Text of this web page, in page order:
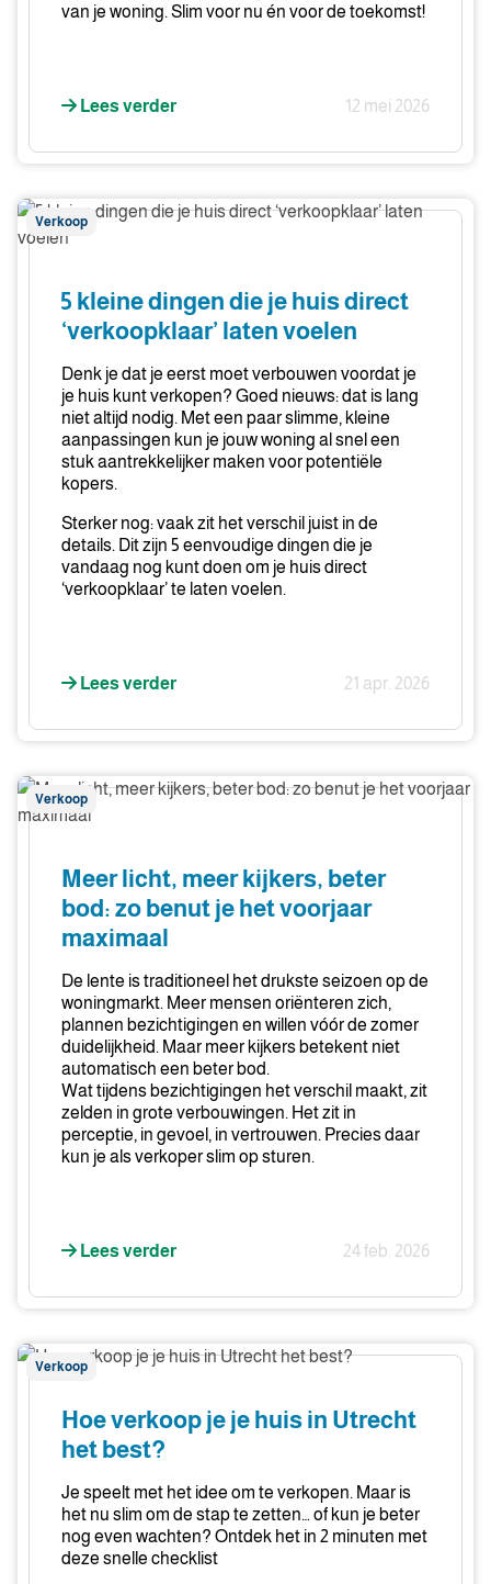
van je woning. Slim voor nu én voor de toekomst!
Lees verder 12 mei 2026
5
kleine
‘verkoopklaar’
voelen
Verkoop
5 kleine dingen die je huis direct
‘verkoopklaar’ laten voelen
Denk je dat je eerst moet verbouwen voordat je
je huis kunt verkopen? Goed nieuws: dat is lang
niet altijd nodig. Met een paar slimme, kleine
aanpassingen kun je jouw woning al snel een
stuk aantrekkelijker maken voor potentiële
kopers.
Sterker nog: vaak zit het verschil juist in de
details. Dit zijn 5 eenvoudige dingen die je
vandaag nog kunt doen om je huis direct
‘verkoopklaar’ te laten voelen.
Lees verder 21 apr. 2026
Meer
licht,
kijkers,
voorjaar
maximaal
Verkoop
Meer licht, meer kijkers, beter
bod: zo benut je het voorjaar
maximaal
De lente is traditioneel het drukste seizoen op de
woningmarkt. Meer mensen oriënteren zich,
plannen bezichtigingen en willen vóór de zomer
duidelijkheid. Maar meer kijkers betekent niet
automatisch een beter bod.
Wat tijdens bezichtigingen het verschil maakt, zit
zelden in grote verbouwingen. Het zit in
perceptie, in gevoel, in vertrouwen. Precies daar
kun je als verkoper slim op sturen.
Lees verder 24 feb. 2026
Hoe
verkoop
Utrecht
Verkoop
Hoe verkoop je je huis in Utrecht
het best?
Je speelt met het idee om te verkopen. Maar is
het nu slim om de stap te zetten… of kun je beter
nog even wachten? Ontdek het in 2 minuten met
deze snelle checklist